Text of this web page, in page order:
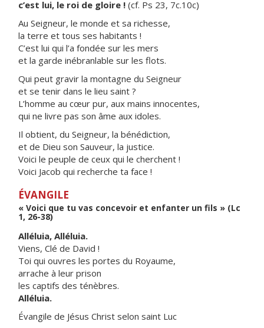
c’est lui, le roi de gloire ! (cf. Ps 23, 7c.10c)
Au Seigneur, le monde et sa richesse,
la terre et tous ses habitants !
C’est lui qui l’a fondée sur les mers
et la garde inébranlable sur les flots.
Qui peut gravir la montagne du Seigneur
et se tenir dans le lieu saint ?
L’homme au cœur pur, aux mains innocentes,
qui ne livre pas son âme aux idoles.
Il obtient, du Seigneur, la bénédiction,
et de Dieu son Sauveur, la justice.
Voici le peuple de ceux qui le cherchent !
Voici Jacob qui recherche ta face !
ÉVANGILE
« Voici que tu vas concevoir et enfanter un fils » (Lc
1, 26-38)
Alléluia, Alléluia.
Viens, Clé de David !
Toi qui ouvres les portes du Royaume,
arrache à leur prison
les captifs des ténèbres.
Alléluia.
Évangile de Jésus Christ selon saint Luc